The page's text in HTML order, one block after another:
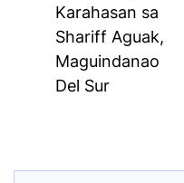
post:Karahasan sa
Shariff Aguak,
Maguindanao
Del Sur